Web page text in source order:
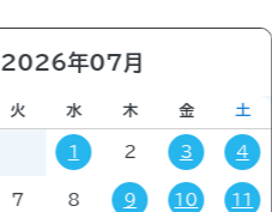
すべて 進学相談会
2026年07月
火 水 木 金 土
1 2 3 4
7 8 9 10 11